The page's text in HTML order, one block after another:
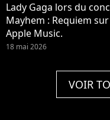
Lady Gaga lors du
Mayhem : Requiem sur
Apple Music.
18 mai 2026
VOIR